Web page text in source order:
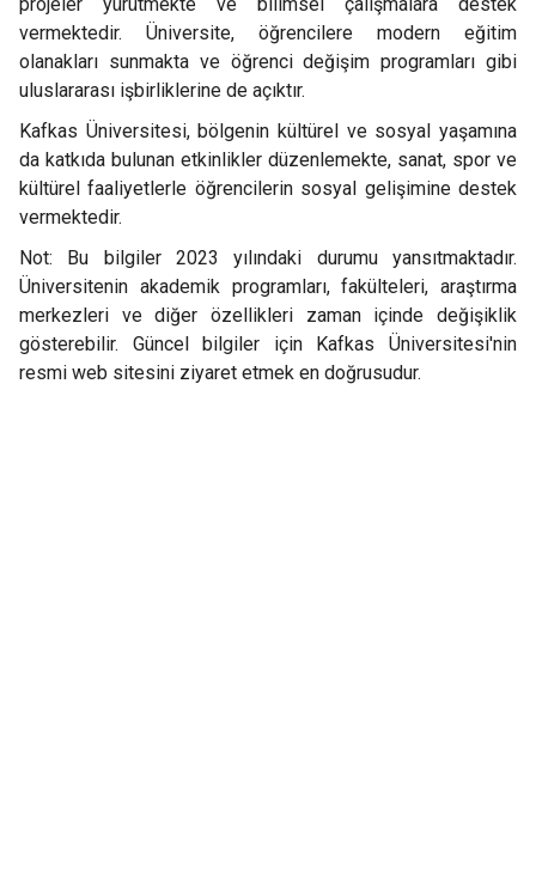
vermektedir. Üniversite, öğrencilere modern eğitim
olanakları sunmakta ve öğrenci değişim programları gibi
uluslararası işbirliklerine de açıktır.
Kafkas Üniversitesi, bölgenin kültürel ve sosyal yaşamına
da katkıda bulunan etkinlikler düzenlemekte, sanat, spor ve
kültürel faaliyetlerle öğrencilerin sosyal gelişimine destek
vermektedir.
Not: Bu bilgiler 2023 yılındaki durumu yansıtmaktadır.
Üniversitenin akademik programları, fakülteleri, araştırma
merkezleri ve diğer özellikleri zaman içinde değişiklik
gösterebilir. Güncel bilgiler için Kafkas Üniversitesi'nin
resmi web sitesini ziyaret etmek en doğrusudur.